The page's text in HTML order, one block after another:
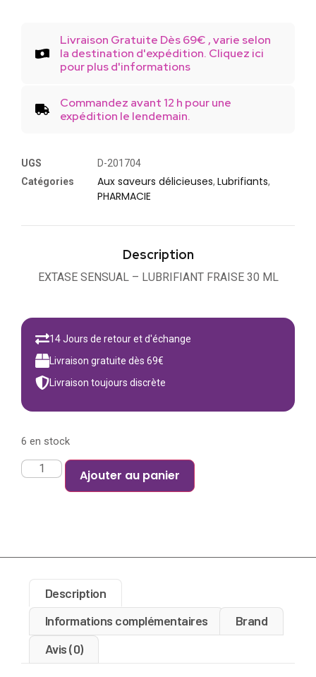
Livraison Gratuite Dès 69€ , varie selon
la destination d'expédition. Cliquez ici
pour plus d'informations
Commandez avant 12 h pour une
expédition le lendemain.
UGS
D-201704
Catégories
Aux saveurs délicieuses, Lubrifiants,
PHARMACIE
Description
EXTASE SENSUAL – LUBRIFIANT FRAISE 30 ML
14 Jours de retour et d'échange
Livraison gratuite dès 69€
Livraison toujours discrète
6 en stock
Ajouter au panier
Description
Informations complémentaires
Brand
Avis (0)